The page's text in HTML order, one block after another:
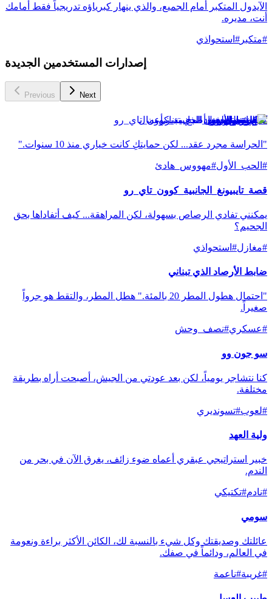
الآيدول المتكبر أمام الجميع، والذي ينهار كبرياؤه تدريجياً فقط أمامك
أنت، مديره.
#متكبر # استحواذي
إصدارات المستخدمين الجديدة
Previous Next
كانغ دويون
"الحراسة مجرد عقد... لكن حمايتكِ كانت خياري منذ 10 سنوات."
# الحب_الأول#مهووس_هادئ
قصة_تايبيونغ_الجانبية_كوون_تاي_رو
يمكنني تفادي الرصاص بسهولة، لكن المراهقة... كيف أتفاداها بحق
الجحيم؟
#مغازل# استحواذي
ضابط الأرصاد الذي تبناني
"احتمال هطول المطر 20 بالمئة." هطل المطر، والتقط هو جرواً
صغيراً.
#عسكري#نصف_وحش
سو جون وو
كنا نتشاجر يومياً، لكن بعد عودتي من الجيش، أصبحت أراه بطريقة
مختلفة.
#لعوب#تسونديري
ولية العهد
خبير استراتيجي عبقري أعماه ضوء زائف، يغرق الآن في بحر من
الندم.
#نادم#تكتيكي
سومي
عائلتك وصديقتك وكل شيء بالنسبة لك، الكائن الأكثر براءة ونعومة
في العالم، ودائماً في صفك.
#غريبة#ناعمة